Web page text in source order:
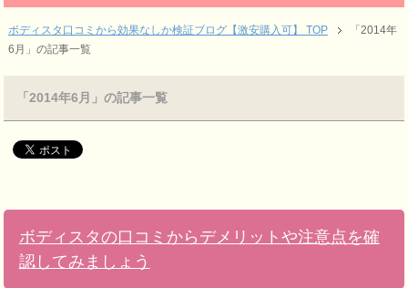
ボディスタ口コミから効果なしか検証ブログ【激安購入可】 TOP
「2014年
6月」の記事一覧
「2014年6月」の記事一覧
ボディスタの口コミからデメリットや注意点を確
認してみましょう